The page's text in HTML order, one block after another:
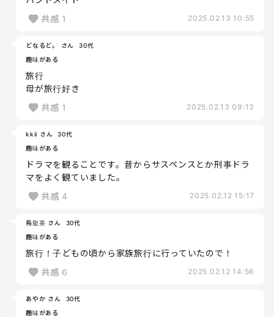
共感 1 2025.02.13 10:55
どなるど。 さん
30代
趣味がある
旅行
母が旅行好き
共感 1 2025.02.13 09:13
kkii さん
30代
趣味がある
ドラマを観ることです。昔からサスペンスとか刑事ドラ
マをよく観ていました。
共感 4 2025.02.12 15:17
烏龍茶 さん
30代
趣味がある
旅行！子どもの頃から家族旅行に行っていたので！
共感 6 2025.02.12 14:56
あやか さん
30代
趣味がある